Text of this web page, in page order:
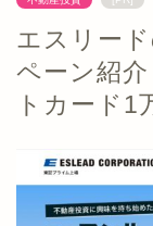
エスリー
ペーン紹
トカード1